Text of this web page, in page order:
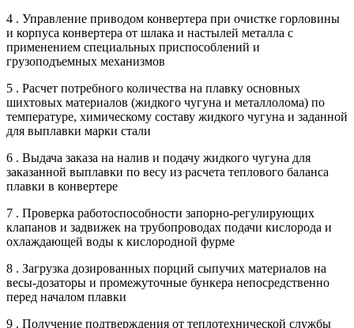
4 . Управление приводом конвертера при очистке горловины
и корпуса конвертера от шлака и настылей металла с
применением специальных приспособлений и
грузоподъемных механизмов
5 . Расчет потребного количества на плавку основных
шихтовых материалов (жидкого чугуна и металлолома) по
температуре, химическому составу жидкого чугуна и заданной
для выплавки марки стали
6 . Выдача заказа на налив и подачу жидкого чугуна для
заказанной выплавки по весу из расчета теплового баланса
плавки в конвертере
7 . Проверка работоспособности запорно-регулирующих
клапанов и задвижек на трубопроводах подачи кислорода и
охлаждающей воды к кислородной фурме
8 . Загрузка дозированных порций сыпучих материалов на
весы-дозаторы и промежуточные бункера непосредственно
перед началом плавки
9 . Получение подтверждения от теплотехнической службы